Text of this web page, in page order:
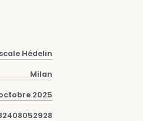
Hédelin
Milan
2025